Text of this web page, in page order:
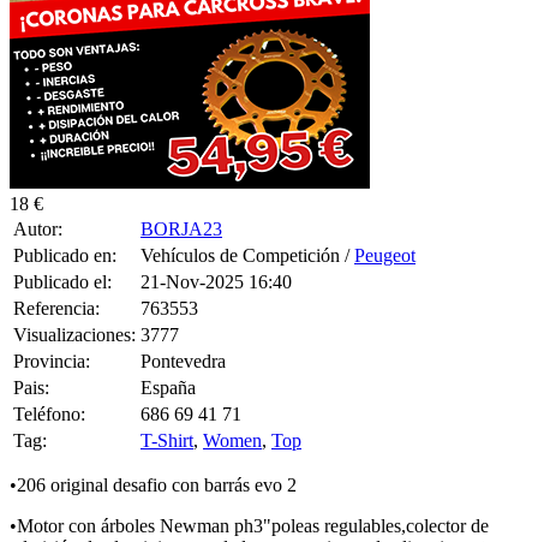
Autor:
Publicado en:
Vehículos de Competición /
Publicado el:
21-Nov-2025 16:40
Referencia:
763553
Visualizaciones:
3777
Provincia:
Pontevedra
Pais:
España
Teléfono:
686 69 41 71
Tag:
T-Shirt ,Women
•206 original desafio con barrás evo 2
•Motor con árboles Newman ph3"poleas regulables,colector de
admisión de aluminio agrandado para mariposa de clio e inyectores